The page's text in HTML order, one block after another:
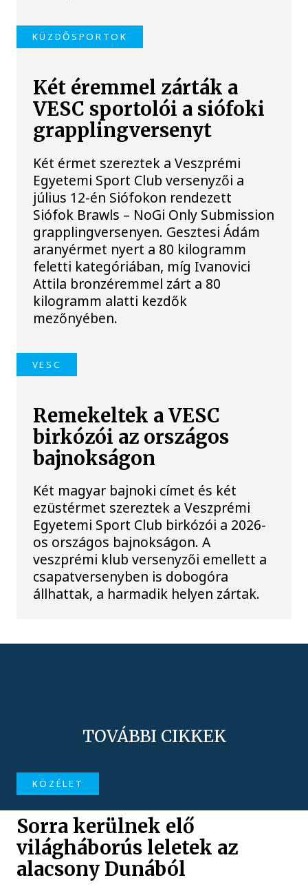
KÜZDŐSPORTOK
Két éremmel zárták a
VESC sportolói a siófoki
grapplingversenyt
Két érmet szereztek a Veszprémi
Egyetemi Sport Club versenyzői a
július 12-én Siófokon rendezett
Siófok Brawls – NoGi Only Submission
grapplingversenyen. Gesztesi Ádám
aranyérmet nyert a 80 kilogramm
feletti kategóriában, míg Ivanovici
Attila bronzéremmel zárt a 80
kilogramm alatti kezdők
mezőnyében.
VESC
Remekeltek a VESC
birkózói az országos
bajnokságon
Két magyar bajnoki címet és két
ezüstérmet szereztek a Veszprémi
Egyetemi Sport Club birkózói a 2026-
os országos bajnokságon. A
veszprémi klub versenyzői emellett a
csapatversenyben is dobogóra
állhattak, a harmadik helyen zártak.
TOVÁBBI CIKKEK
KÖZÉLET
Sorra kerülnek elő
világháborús leletek az
alacsony Dunából